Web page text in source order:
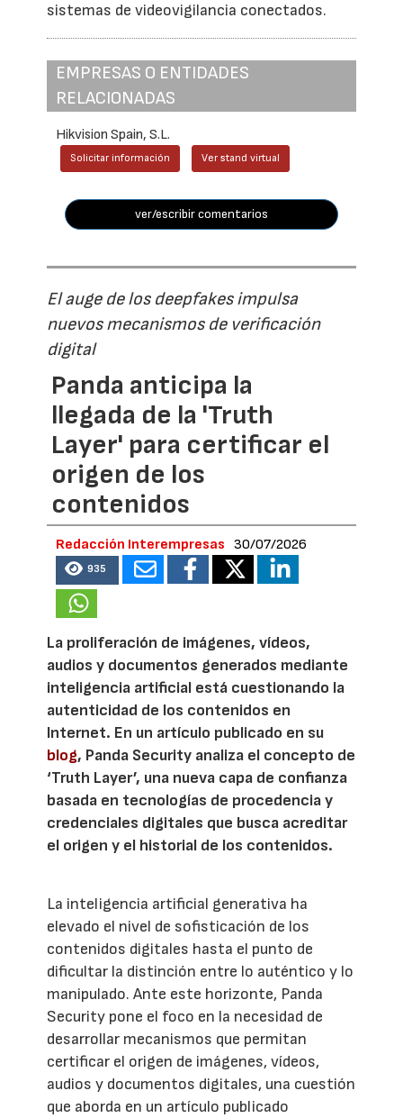
sistemas de videovigilancia conectados.
EMPRESAS O ENTIDADES
RELACIONADAS
Hikvision Spain, S.L.
Solicitar información Ver stand virtual
ver/escribir comentarios
El auge de los deepfakes impulsa
nuevos mecanismos de verificación
digital
Panda anticipa la
llegada de la 'Truth
Layer' para certificar el
origen de los
contenidos
Redacción Interempresas 30/07/2026
935
La proliferación de imágenes, vídeos,
audios y documentos generados mediante
inteligencia artificial está cuestionando la
autenticidad de los contenidos en
Internet. En un artículo publicado en su
blog, Panda Security analiza el concepto de
‘Truth Layer’, una nueva capa de confianza
basada en tecnologías de procedencia y
credenciales digitales que busca acreditar
el origen y el historial de los contenidos.
La inteligencia artificial generativa ha
elevado el nivel de sofisticación de los
contenidos digitales hasta el punto de
dificultar la distinción entre lo auténtico y lo
manipulado. Ante este horizonte, Panda
Security pone el foco en la necesidad de
desarrollar mecanismos que permitan
certificar el origen de imágenes, vídeos,
audios y documentos digitales, una cuestión
que aborda en un artículo publicado